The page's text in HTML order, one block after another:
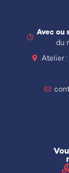
Avec ou
du
Atelier